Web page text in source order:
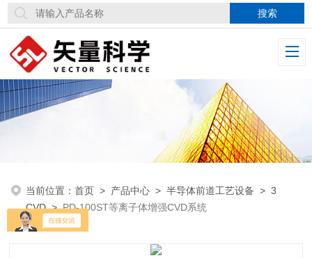
当前位置：首页 > 产品中心 >半导体前道工艺设备 >3
CVD>PD-100ST等离子体增强CVD系统